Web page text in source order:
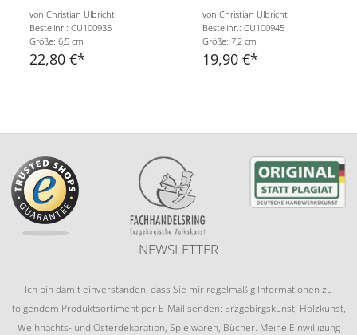
von Christian Ulbricht
Bestellnr.: CU100935
Größe: 6,5 cm
22,80 €
von Christian Ulbricht
Bestellnr.: CU100945
Größe: 7,2 cm
19,90 €
NEWSLETTER
Ich bin damit einverstanden, dass Sie mir regelmäßig Informationen zu
folgendem Produktsortiment per E-Mail senden: Erzgebirgskunst, Holzkunst,
Weihnachts- und Osterdekoration, Spielwaren, Bücher. Meine Einwilligung